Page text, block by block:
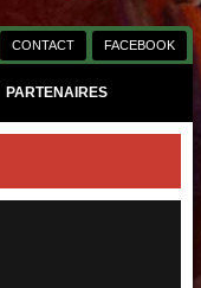
FACEBOOK
CONTACT
PARTENAIRES